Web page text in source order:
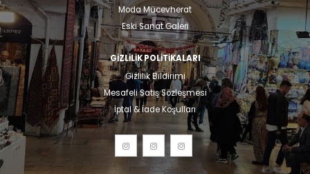
Moda Mücevherat
Eski Sanat Galeri
GIZLILIK POLITIKALARI
Gizlilik Bildirimi
Mesafeli Satış Sözleşmesi
İptal & İade Koşulları